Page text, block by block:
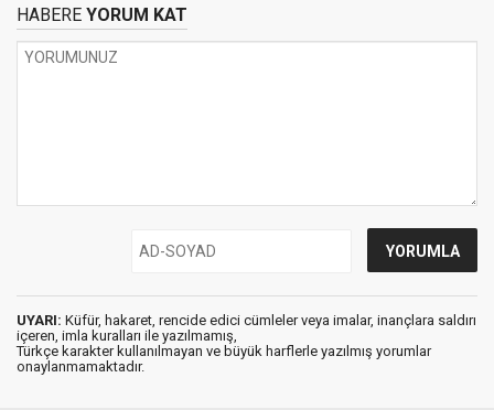
HABERE YORUM KAT
UYARI: Küfür, hakaret, rencide edici cümleler veya imalar, inançlara saldırı
içeren, imla kuralları ile yazılmamış,
Türkçe karakter kullanılmayan ve büyük harflerle yazılmış yorumlar
onaylanmamaktadır.